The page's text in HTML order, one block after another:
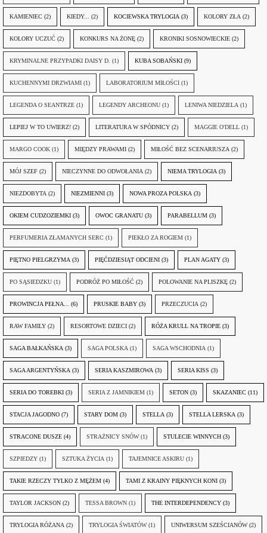
KAMIENIEC (2) KIEDY... (2) KOCIEWSKA TRYLOGIA (3) KOLORY ZŁA (2)
KOLORY UCZUĆ (2) KONKURS NA ŻONĘ (2) KRONIKI SOSNOWIECKIE (2)
KRYMINALNE PRZYPADKI DAISY D. (1) KUBA SOBAŃSKI (9)
KUCHENNYMI DRZWIAMI (1) LABORATORIUM MIŁOŚCI (1)
LEGENDA O SEANTRZE (1) LEGENDY ARCHEONU (1) LENIWA NIEDZIELA (1)
LEPIEJ W TO UWIERZ! (2) LITERATURA W SPÓDNICY (2) MAGGIE O'DELL (1)
MARGO COOK (1) MIĘDZY PRAWAMI (2) MIŁOŚĆ BEZ SCENARIUSZA (2)
MÓJ SZEF (2) NIECZYNNE DO ODWOŁANIA (2) NIEMA TRYLOGIA (3)
NIEZDOBYTA (2) NIEZMIENNI (3) NOWA PROZA POLSKA (3)
OKIEM CUDZOZIEMKI (3) OWOC GRANATU (3) PARABELLUM (3)
PERFUMERIA ZŁAMANYCH SERC (1) PIEKŁO ZA ROGIEM (1)
PIĘTNO PIELGRZYMA (3) PIĘĆDZIESIĄT ODCIENI (3) PLAN AGATY (3)
PO SĄSIEDZKU (1) PODRÓŻ PO MIŁOŚĆ (2) POLOWANIE NA PLISZKĘ (2)
PROWINCJA PEŁNA... (6) PRUSKIE BABY (3) PRZECZUCIA (2)
RAW FAMILY (2) RESORTOWE DZIECI (2) RÓŻA KRULL NA TROPIE (3)
SAGA BAŁKAŃSKA (3) SAGA POLSKA (1) SAGA WSCHODNIA (1)
SAGA ARGENTYŃSKA (3) SERIA KASZMIROWA (3) SERIA KISS (3)
SERIA DO TOREBKI (3) SERIA Z JAMNIKIEM (1) SETON (3) SKAZANIEC (11)
STACJA JAGODNO (7) STARY DOM (3) STELLA (3) STELLA LERSKA (3)
STRACONE DUSZE (4) STRAŻNICY SNÓW (1) STULECIE WINNYCH (3)
SZPIEDZY (1) SZTUKA ŻYCIA (1) TAJEMNICE ASKIRU (1)
TAKIE RZECZY TYLKO Z MĘŻEM (4) TAMI Z KRAINY PIĘKNYCH KONI (3)
TAYLOR JACKSON (2) TESSA BROWN (1) THE INTERDEPENDENCY (3)
TRYLOGIA RÓŻANA (2) TRYLOGIA ŚWIATÓW (1) UNIWERSUM SZEŚCIANÓW (2)